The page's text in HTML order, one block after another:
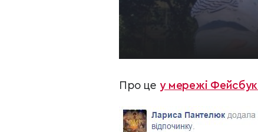
Про це у мережі Фейсбук